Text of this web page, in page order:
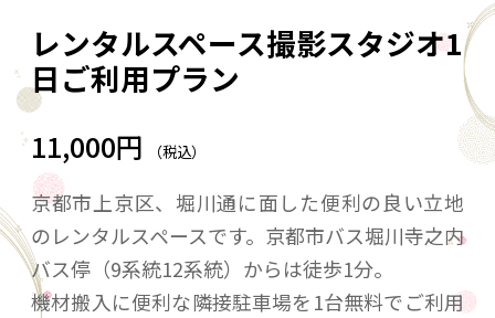
レンタルスペース撮影スタジオ1
日ご利用プラン
11,000円 （税込）
京都市上京区、堀川通に面した便利の良い立地
のレンタルスペースです。京都市バス堀川寺之内
バス停（9系統12系統）からは徒歩1分。
機材搬入に便利な隣接駐車場を1台無料でご利用